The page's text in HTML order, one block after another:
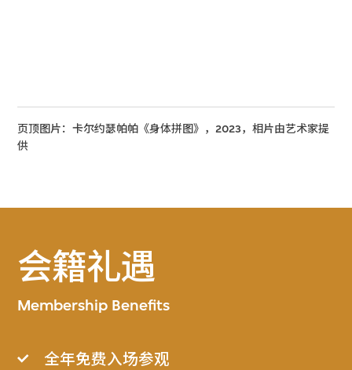
页顶图片：卡尔约瑟帕帕《身体拼图》，2023，相片由艺术家提
供
会籍礼遇
Membership Benefits
全年免费入场参观